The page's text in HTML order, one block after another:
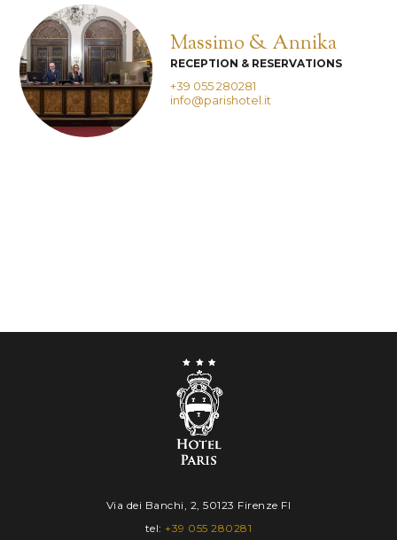
09 10
Massimo & Annika
RECEPTION & RESERVATIONS
+39 055 280281
info@parishotel.it
Via dei Banchi, 2, 50123 Firenze FI
tel: +39 055 280281